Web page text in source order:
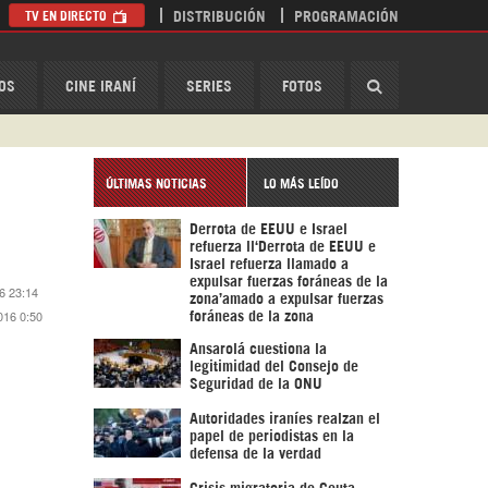
CINE IRANÍ SERIES FOTOS
TV EN DIRECTO DISTRIBUCIÓN PROGRAMACIÓN
23:14
0:50
ÚLTIMAS NOTICIAS LO MÁS LEÍDO
Derrota de EEUU e Israel
refuerza ll‘Derrota de EEUU e
Israel refuerza llamado a
expulsar fuerzas foráneas de la
zona’amado a expulsar fuerzas
foráneas de la zona
Ansarolá cuestiona la
legitimidad del Consejo de
Seguridad de la ONU
Autoridades iraníes realzan el
papel de periodistas en la
defensa de la verdad
Crisis migratoria de Ceuta